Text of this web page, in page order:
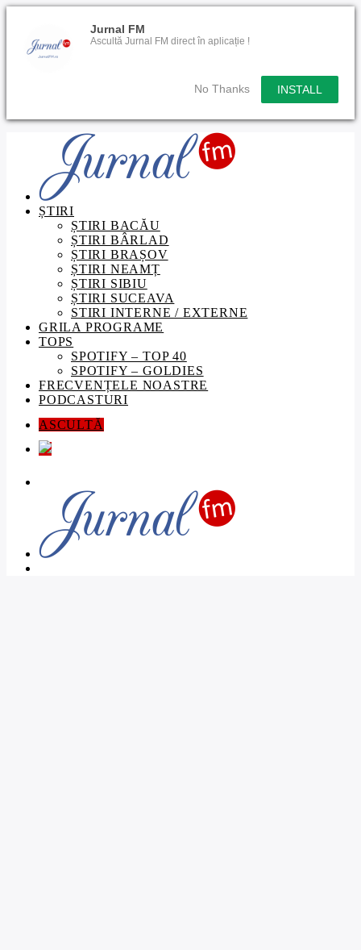
Jurnal FM
Ascultă Jurnal FM direct în aplicație !
No Thanks INSTALL
ȘTIRI
ȘTIRI BACĂU
ȘTIRI BÂRLAD
ȘTIRI BRAȘOV
ȘTIRI NEAMȚ
ȘTIRI SIBIU
ȘTIRI SUCEAVA
STIRI INTERNE / EXTERNE
GRILA PROGRAME
TOPS
SPOTIFY – TOP 40
SPOTIFY – GOLDIES
FRECVENȚELE NOASTRE
PODCASTURI
ASCULTĂ